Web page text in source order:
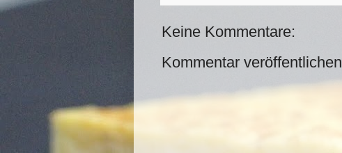
Keine Kommentare:
Kommentar veröffentlichen